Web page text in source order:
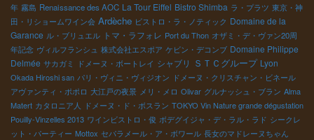
年 霧島 Renaissance des AOC La Tour Eiffel Bistro Shimba ラ・プラツ 東京・神
田・リショームワイン会 Ardèche ビストロ・ラ・ノティック Domaine de la
Garance ル・ブリュエル トマ・ラフォレ Port du Thon オザミ・デ・ヴァン20周
年記念 ヴィルフランシュ 株式会社エスポア ケビン・デコンブ Domaine Philippe
Delmée サカガミ ドメーヌ・ボートレイ シャブリ ＳＴＣグループ Lyon
Okada Hiroshi san パリ・ヴィニ・ヴィジオン ドメーヌ・クリスチャン・ビネール
アヴァンティ・ポポロ 大江戸の夜景 メリ・メロ Olivar グルナッシュ・ブラン Alma
Matert カタロニア人 ドメーヌ・ド・ボスラン TOKYO Vin Nature grande dégustation
Pouilly-Vinzelles 2013 ワインビストロ・俊 ボデグイジャ・デ・ラル・ラド シークレ
ット・パーティー Mottox セパラメール・ア・ボワール 長女のマドレーヌちゃん